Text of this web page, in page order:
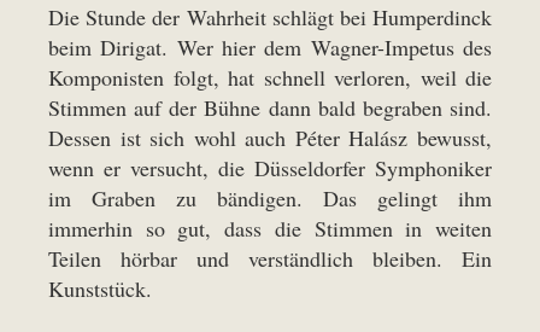
Die Stunde der Wahrheit schlägt bei Humperdinck
beim Dirigat. Wer hier dem Wagner-Impetus des
Komponisten folgt, hat schnell verloren, weil die
Stimmen auf der Bühne dann bald begraben sind.
Dessen ist sich wohl auch Péter Halász bewusst,
wenn er versucht, die Düsseldorfer Symphoniker
im Graben zu bändigen. Das gelingt ihm
immerhin so gut, dass die Stimmen in weiten
Teilen hörbar und verständlich bleiben. Ein
Kunststück.